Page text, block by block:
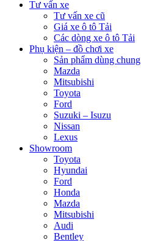
Tư vấn xe
Tư vấn xe cũ
Giá xe ô tô Tải
Các dòng xe ô tô Tải
Phụ kiện – đồ chơi xe
Sản phẩm dùng chung
Mazda
Mitsubishi
Toyota
Ford
Suzuki – Isuzu
Nissan
Lexus
Showroom
Toyota
Hyundai
Ford
Honda
Mazda
Mitsubishi
Audi
Bentley